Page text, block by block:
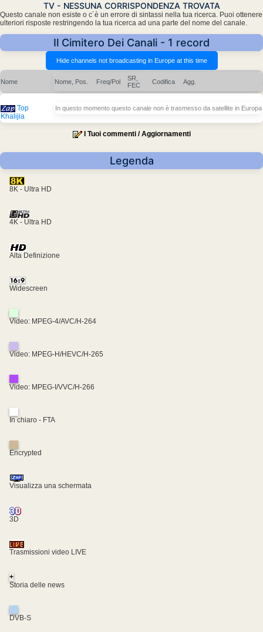
TV - NESSUNA CORRISPONDENZA TROVATA
Questo canale non esiste o c´è un errore di sintassi nella tua ricerca. Puoi ottenere
ulteriori risposte restringendo la tua ricerca ad una parte del nome del canale.
Il Cimitero Dei Canali - 1 record
Nome Nome, Pos. Freq/Pol
SR,
FEC
Codifica Agg.
Top
Khalijia
In questo momento questo canale non è trasmesso da satellite in Europa
I Tuoi commenti / Aggiornamenti
Legenda
8K - Ultra HD
4K - Ultra HD
Alta Definizione
Widescreen
Video: MPEG-4/AVC/H-264
Video: MPEG-H/HEVC/H-265
Video: MPEG-I/VVC/H-266
In chiaro - FTA
Encrypted
Visualizza una schermata
3D
Trasmissioni video LIVE
+
Storia delle news
DVB-S